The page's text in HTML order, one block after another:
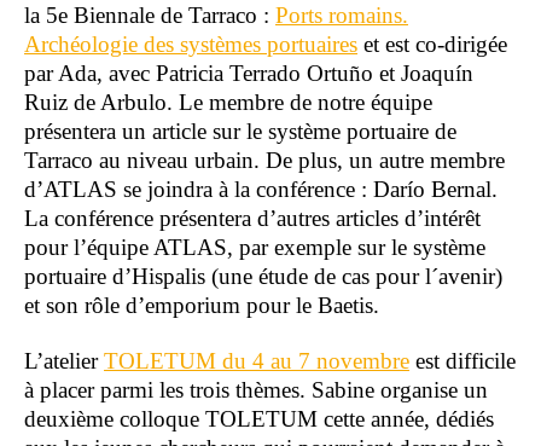
la 5e Biennale de Tarraco : Ports romains.
Archéologie des systèmes portuaires et est co-dirigée
par Ada, avec Patricia Terrado Ortuño et Joaquín
Ruiz de Arbulo. Le membre de notre équipe
présentera un article sur le système portuaire de
Tarraco au niveau urbain. De plus, un autre membre
d’ATLAS se joindra à la conférence : Darío Bernal.
La conférence présentera d’autres articles d’intérêt
pour l’équipe ATLAS, par exemple sur le système
portuaire d’Hispalis (une étude de cas pour l´avenir)
et son rôle d’emporium pour le Baetis.
L’atelierTOLETUM du 4 au 7 novembre est difficile
à placer parmi les trois thèmes. Sabine organise un
deuxième colloque TOLETUM cette année, dédiés